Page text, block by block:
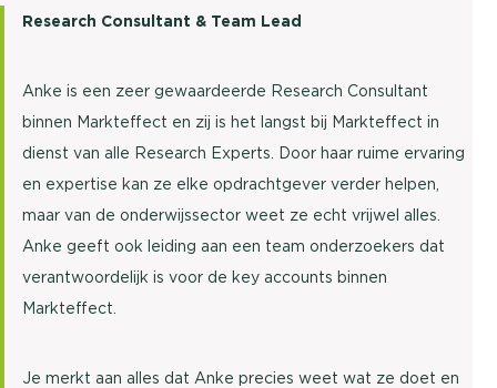
Research Consultant & Team Lead
Anke is een zeer gewaardeerde Research Consultant
binnen Markteffect en zij is het langst bij Markteffect in
dienst van alle Research Experts. Door haar ruime ervaring
en expertise kan ze elke opdrachtgever verder helpen,
maar van de onderwijssector weet ze echt vrijwel alles.
Anke geeft ook leiding aan een team onderzoekers dat
verantwoordelijk is voor de key accounts binnen
Markteffect.
Je merkt aan alles dat Anke precies weet wat ze doet en